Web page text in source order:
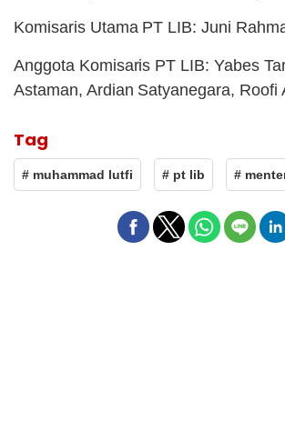
Komisaris Utama PT LIB: Juni
Anggota Komisaris PT LIB: Yabes
Astaman, Ardian Satyanegara, Roofi
Tag
# muhammad lutfi # pt lib #